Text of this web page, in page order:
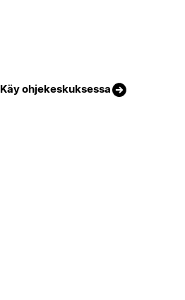
Käy ohjekeskuksessa